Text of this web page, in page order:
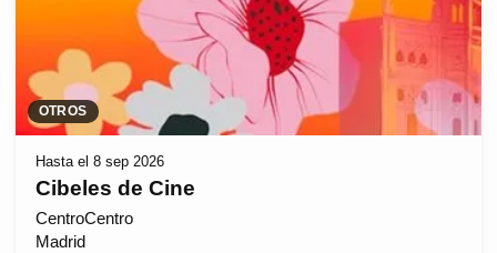
OTROS
Hasta el 8 sep 2026
Cibeles de Cine
CentroCentro
Madrid